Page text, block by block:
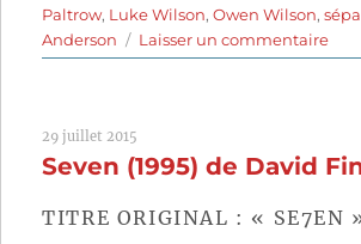
Paltrow, Luke Wilson,Owen Wilson,
Anderson
Laisser un commentairesur
La
de
29 juillet 2015
Seven (1995) de David
TITRE ORIGINAL : « SE7EN